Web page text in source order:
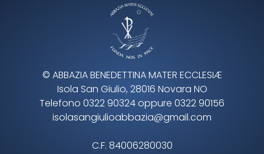
© ABBAZIA BENEDETTINA MATER ECCLESIÆ
Isola San Giulio, 28016 Novara NO
Telefono 0322 90324 oppure 0322 90156
isolasangiulioabbazia@gmail.com
C.F. 84006280030